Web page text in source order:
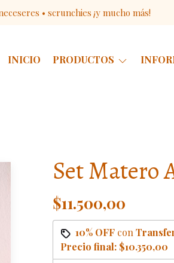
• scrunchies ¡y mucho más!
INICIO PRODUCTOS
Set Matero
$11.500,00
10% OFFcon
Precio final: $10.350,00